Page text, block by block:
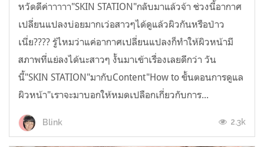
หวัดดีค่าาาาา"SKIN STATION"กลับมาแล้วจ้า ช่วงนี้อากาศ
เปลี่ยนแปลงบ่อยมากเว่อสาวๆได้ดูแล้วผิวกันหรือป่าว
เนี่ย???? รู้ไหมว่าแค่อากาศเปลี่ยนแปลงก็ทำให้ผิวหน้ามี
สภาพที่แย่ลงได้นะสาวๆ งั้นมาเข้าเรื่องเลยดีกว่า วัน
นี้"SKIN STATION"มากับContent"How to ขั้นตอนการดูแล
ผิวหน้า"เราจะมาบอกให้หมดเปลือกเกี่ยวกับการ...
Blink 2.3k